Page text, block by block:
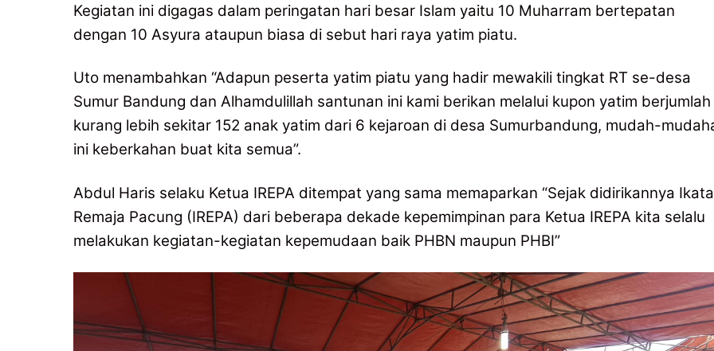
Kegiatan ini digagas dalam peringatan hari besar Islam yaitu 10 Muharram bertepatan
dengan 10 Asyura ataupun biasa di sebut hari raya yatim piatu.
Uto menambahkan “Adapun peserta yatim piatu yang hadir mewakili tingkat RT se-desa
Sumur Bandung dan Alhamdulillah santunan ini kami berikan melalui kupon yatim berjumlah
kurang lebih sekitar 152 anak yatim dari 6 kejaroan di desa Sumurbandung, mudah-
ini keberkahan buat kita semua”.
Abdul Haris selaku Ketua IREPA ditempat yang sama memaparkan “Sejak didirikannya
Remaja Pacung (IREPA) dari beberapa dekade kepemimpinan para Ketua IREPA kita selalu
melakukan kegiatan-kegiatan kepemudaan baik PHBN maupun PHBI”